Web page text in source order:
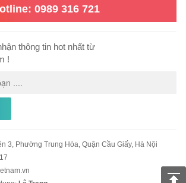
0989 316 721
thông tin hot nhất từ
!
3, Phường Trung Hòa, Quận Cầu Giấy, Hà Nội